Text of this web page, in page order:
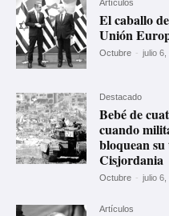
Artículos
El caballo
Unión
Octubre - julio 6,
Destacado
Bebé de
cuando
bloquean
Cisjordania
Octubre - julio 6,
Artículos